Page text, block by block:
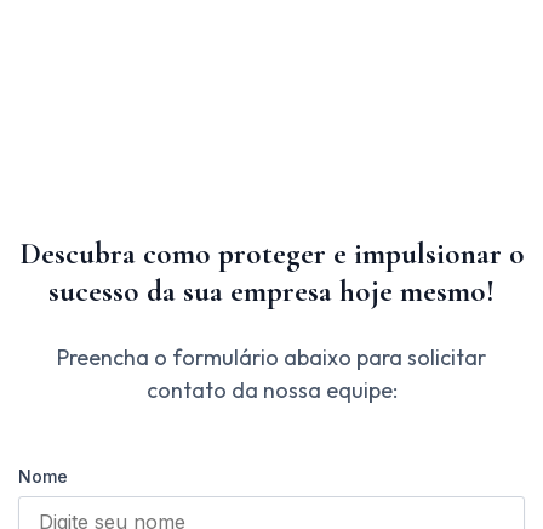
Descubra como proteger e impulsionar o
sucesso da sua empresa hoje mesmo!
Preencha o formulário abaixo para solicitar
contato da nossa equipe:
Nome